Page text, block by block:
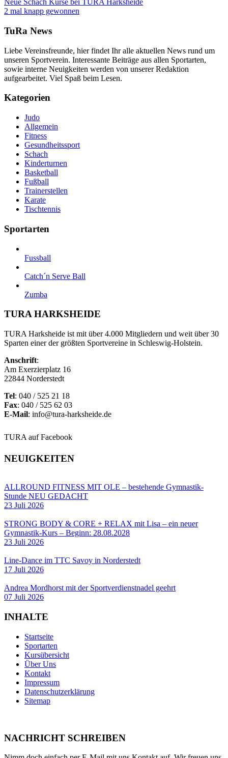
Neue Schach Kurse bei TURA Harksheide
2 mal knapp gewonnen
TuRa News
Liebe Vereinsfreunde, hier findet Ihr alle aktuellen News rund um
unseren Sportverein. Interessante Beiträge aus allen Sportarten,
sowie interne Neuigkeiten werden von unserer Redaktion
aufgearbeitet. Viel Spaß beim Lesen.
Kategorien
Judo
Allgemein
Fitness
Gesundheitssport
Schach
Kinderturnen
Basketball
Fußball
Trainerstellen
Karate
Tischtennis
Sportarten
Fussball
Catch´n Serve Ball
Zumba
TURA HARKSHEIDE
TURA Harksheide ist mit über 4.000 Mitgliedern und weit über 30
Sparten einer der größten Sportvereine in Schleswig-Holstein.
Anschrift:
Am Exerzierplatz 16
22844 Norderstedt
Tel: 040 / 525 21 18
Fax: 040 / 525 62 03
E-Mail: info@tura-harksheide.de
TURA auf Facebook
NEUIGKEITEN
ALLROUND FITNESS MIT OLE – bestehende Gymnastik-
Stunde NEU GEDACHT
23 Juli 2026
STRONG BODY & CORE + RELAX mit Lisa – ein neuer
Gymnastik-Kurs – Beginn: 28.08.2028
23 Juli 2026
Line-Dance im TTC Savoy in Norderstedt
17 Juli 2026
Andrea Mordhorst mit der Sportverdienstnadel geehrt
07 Juli 2026
INHALTE
Startseite
Sportarten
Kursübersicht
Über Uns
Kontakt
Impressum
Datenschutzerklärung
Sitemap
NACHRICHT SCHREIBEN